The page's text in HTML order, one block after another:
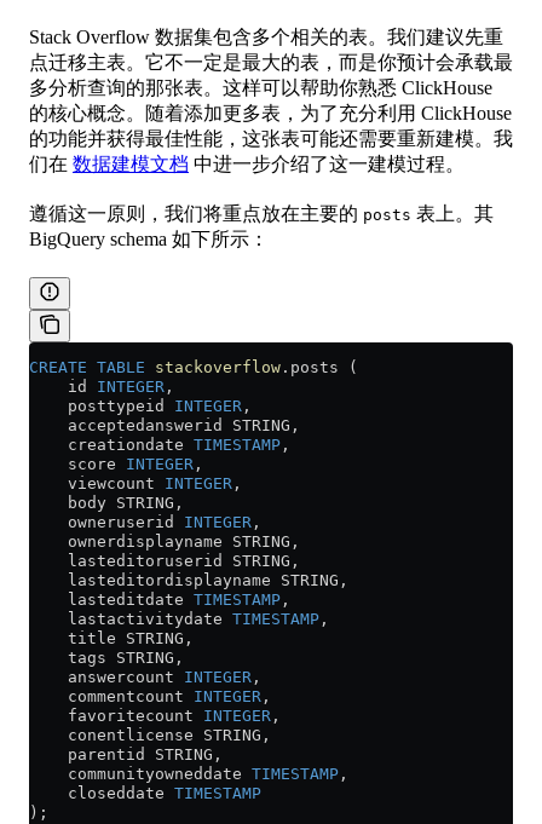
Stack Overflow 数据集包含多个相关的表。我们建议先重
点迁移主表。它不一定是最大的表，而是你预计会承载最
多分析查询的那张表。这样可以帮助你熟悉 ClickHouse
的核心概念。随着添加更多表，为了充分利用 ClickHouse
的功能并获得最佳性能，这张表可能还需要重新建模。我
们在 数据建模文档 中进一步介绍了这一建模过程。
遵循这一原则，我们将重点放在主要的 posts 表上。其
BigQuery schema 如下所示：
CREATE TABLE stackoverflow .posts (
    id
INTEGER ,
    posttypeid
INTEGER ,
    acceptedanswerid STRING,
    creationdate
TIMESTAMP ,
    score
INTEGER ,
    viewcount
INTEGER ,
    body STRING,
    owneruserid
INTEGER ,
    ownerdisplayname STRING,
    lasteditoruserid STRING,
    lasteditordisplayname STRING,
    lasteditdate
TIMESTAMP ,
    lastactivitydate
TIMESTAMP ,
    title STRING,
    tags STRING,
    answercount
INTEGER ,
    commentcount
INTEGER ,
    favoritecount
INTEGER ,
    conentlicense STRING,
    parentid STRING,
    communityowneddate
TIMESTAMP ,
    closeddate
TIMESTAMP
);